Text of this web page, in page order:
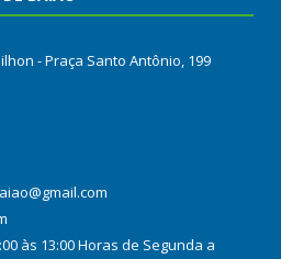
- Praça Santo Antônio, 199
às 13:00 Horas de Segunda a